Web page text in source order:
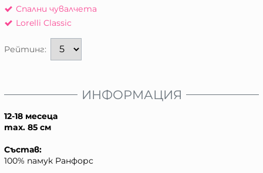
Спални чувалчета
Lorelli Classic
Рейтинг:
ИНФОРМАЦИЯ
12-18 месеца
max. 85 см
Състав:
100% памук Ранфорс